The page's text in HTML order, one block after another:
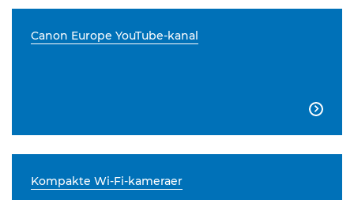
Canon Europe YouTube-kanal

Kompakte Wi-Fi-kameraer